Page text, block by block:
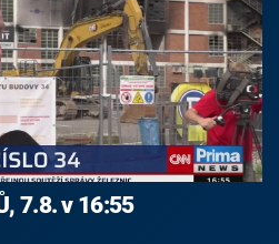
7.8. v 16:55